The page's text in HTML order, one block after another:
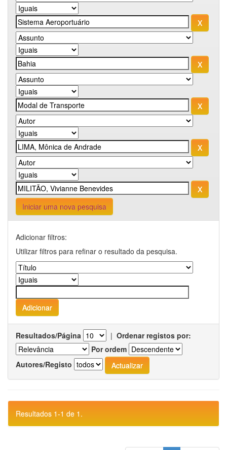
Iniciar uma nova pesquisa
Adicionar filtros:
Utilizar filtros para refinar o resultado da pesquisa.
Resultados/Página | Ordenar registos por:
Por ordem
Autores/Registo
Resultados 1-1 de 1.